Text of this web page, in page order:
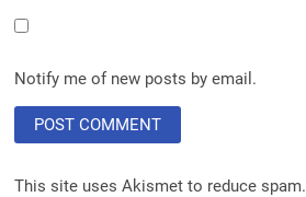
Notify me of new posts by email.
This site uses Akismet to reduce spam.